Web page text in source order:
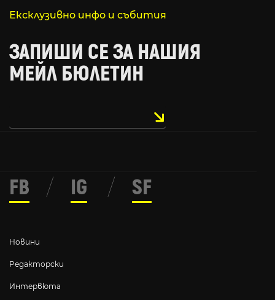
Ексклузивно инфо и събития
ЗАПИШИ СЕ ЗА НАШИЯ
МЕЙЛ БЮЛЕТИН
Новини
Редакторски
Интервюта
FB / IG / SF